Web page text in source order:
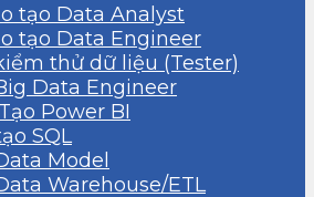
tạo Data Analyst
tạo Data Engineer
thử dữ liệu (Tester)
Data Engineer
Power BI
SQL
Model
Warehouse/ETL